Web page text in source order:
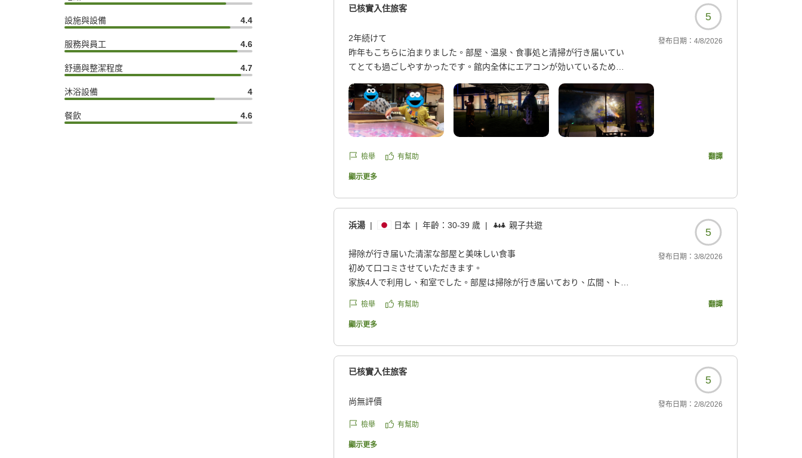
設施與設備 4.4
服務與員工 4.6
舒適與整潔程度 4.7
沐浴設備 4
餐飲 4.6
已核實入住旅客
5
2年続けて
昨年もこちらに泊まりました。部屋、温泉、食事処と清掃が行き届いてい
てとても過ごしやすかったです。館内全体にエアコンが効いているため、
ちらかと言うとコンパクトで浴槽もあまり広くはありませんが宿泊の部屋
数も少ないので必要十分かなと思いました。
ホテルに早めにチェックインし、部屋に荷物を置いてから徒歩で行ける近
くの川で水遊びをしました。
ご飯もとても美味しくボリュームもあり、お子様ランチも大きな海老フラ
朝ごはんは健康的な和食で白ご飯のおかわりが自由でした。お腹も心も満
スタッフの方も皆さん優しく接してくださいます。
近くで宿を探している人がいたらここを勧めています。機会があればまた
クチコミの詳細はこちらから
https://review.travel.rakuten.co.jp/hotel/voice/142623?
reviewId=33123478384015
發布日期： 4/8/2026
檢舉 有幫助 翻譯
顯示更多
浜湯 | 日本 | 年齡：30-39 歲 | 親子共遊
5
掃除が行き届いた清潔な部屋と美味しい食事
初めて口コミさせていただきます。
家族4人で利用し、和室でした。部屋は掃除が行き届いており、広間、トイ
温泉は大きめの湯船が室内と露天で1つずつあり、昼間はキャンプのお客さ
んが多そうだったため夜と朝に利用しました。
かったです。スタッフの方々は温かく細かな気遣いを感じる接客で、良か
ったです。
最寄りのコンビニは車で15分くらいです。
た。夕食、朝食はレストランでいただきましたが、地元の食材が使われて
いて非常に美味しかったです。
發布日期： 3/8/2026
檢舉 有幫助 翻譯
顯示更多
已核實入住旅客
5
尚無評價 發布日期： 2/8/2026
檢舉 有幫助
顯示更多